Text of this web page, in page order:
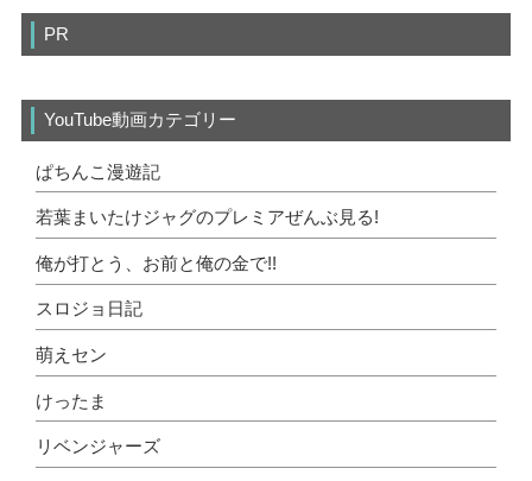
PR
YouTube動画カテゴリー
ぱちんこ漫遊記
若葉まいたけジャグのプレミアぜんぶ見る!
俺が打とう、お前と俺の金で!!
スロジョ日記
萌えセン
けったま
リベンジャーズ